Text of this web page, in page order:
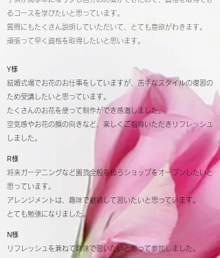
るコースを学びたいと思っています。
質問にもたくさん説明していただいて、とても意欲がわきます。
頑張って早く資格を取得したいと思います。
Y様
結婚式場でお花のお仕事をしていますが、苦手なスタイルの復習の
ため受講したいと思っています。
たくさんのお花を使って制作ができ感激しました。
空気感やお花の顔の向きなど、楽しくご指導いただきリフレッシュ
しました。
R様
将来ガーデニングなど園芸全般を扱うショップをオープンしたいと
思っています。
アレンジメントは、趣味で継続して習いたいと思っています。
とても勉強になりました。
N様
リフレッシュを兼ねて趣味で習いたいと思って参加しました。